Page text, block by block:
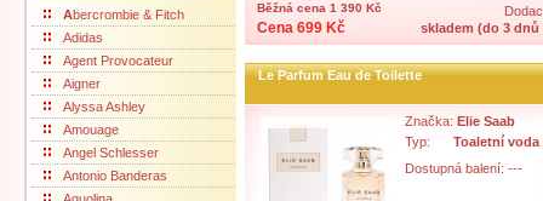
Abercrombie & Fitch
Adidas
Agent Provocateur
Aigner
Alyssa Ashley
Amouage
Angel Schlesser
Antonio Banderas
Běžná cena 1 390 Kč
Cena 699 Kč
skladem (do 3 dnů
Le Parfum Eau de Toilette
Značka: Elie Saab
Typ:
Toaletní voda
Dostupná balení: ---